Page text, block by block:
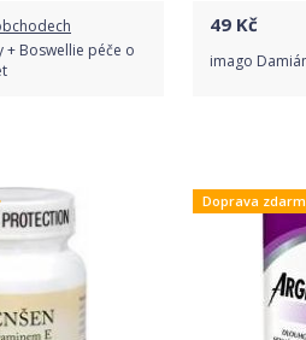
+ Boswellie péče o
49 Kč
imago
Doprava